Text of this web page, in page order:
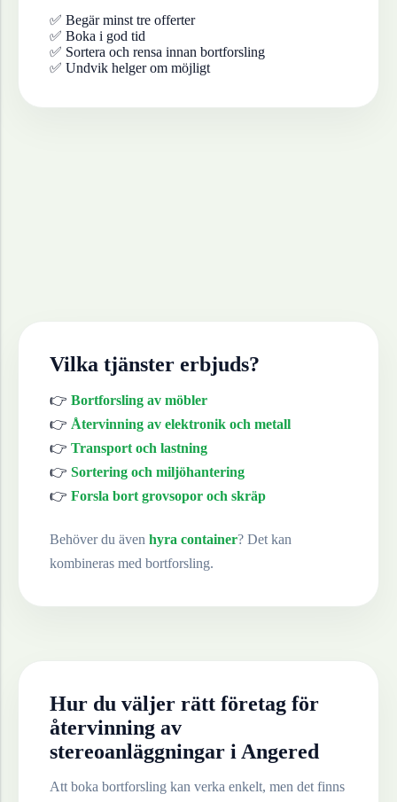
✅ Begär minst tre offerter
✅ Boka i god tid
✅ Sortera och rensa innan bortforsling
✅ Undvik helger om möjligt
Vilka tjänster erbjuds?
👉 Bortforsling av möbler
👉 Återvinning av elektronik och metall
👉 Transport och lastning
👉 Sortering och miljöhantering
👉 Forsla bort grovsopor och skräp
Behöver du även hyra container? Det kan
kombineras med bortforsling.
Hur du väljer rätt företag för
återvinning av
stereoanläggningar iAngered
Att boka bortforsling kan verka enkelt, men det finns